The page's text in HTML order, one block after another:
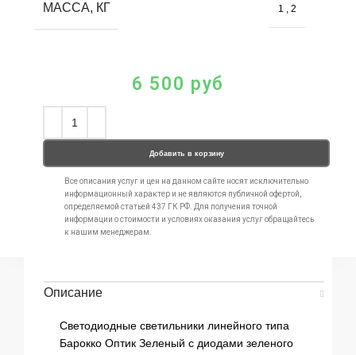
МАССА, КГ 1 , 2
6 500 руб
Добавить в корзину
Все описания услуг и цен на данном сайте носят исключительно
информационный характер и не являются публичной офертой,
определяемой статьей 437 ГК РФ. Для получения точной
информации о стоимости и условиях оказания услуг обращайтесь
к нашим менеджерам.
Описание
Светодиодные светильники линейного типа
Барокко Оптик Зеленый с диодами зеленого